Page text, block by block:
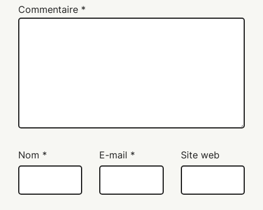
Commentaire *
Nom * E-mail * Site web